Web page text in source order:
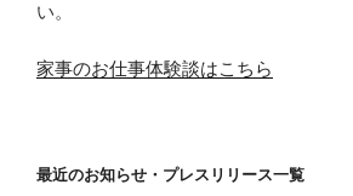
い。
家事のお仕事体験談はこちら
最近のお知らせ・プレスリリース一覧